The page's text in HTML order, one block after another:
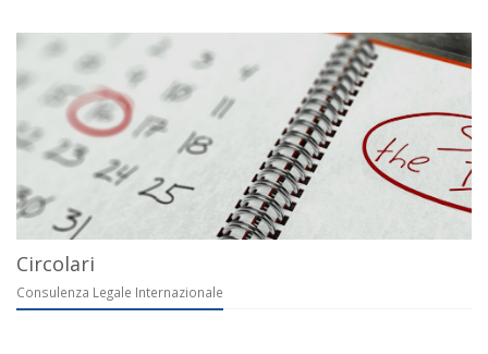
Circolari
Consulenza Legale Internazionale